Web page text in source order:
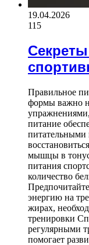
19.04.2026
115
Правильное
формы важно
питание
питательными
мышцы в
питания
количество
энергию на
жирах,
тренировки
регулярными
помогает